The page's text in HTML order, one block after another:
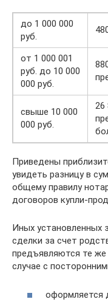
до 1 000 000
руб.
от 1 000 001
руб. до 10 000
000 руб.
свыше 10 000
000 руб.
26
Приведены
увидеть разницу в
общему правилу
договоров купли-
Иных установленных
сделки за счет
предъявляются те же
случае с
оформляется